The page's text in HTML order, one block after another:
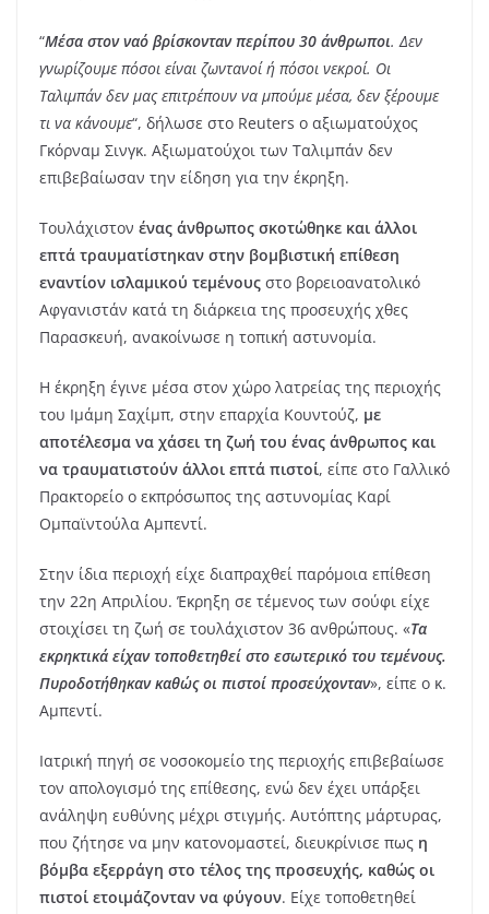
“Μέσα στον ναό βρίσκονταν περίπου 30 άνθρωποι. Δεν
γνωρίζουμε πόσοι είναι ζωντανοί ή πόσοι νεκροί. Οι
Ταλιμπάν δεν μας επιτρέπουν να μπούμε μέσα, δεν ξέρουμε
τι να κάνουμε“, δήλωσε στο Reuters ο αξιωματούχος
Γκόρναμ Σινγκ. Αξιωματούχοι των Ταλιμπάν δεν
επιβεβαίωσαν την είδηση για την έκρηξη.
Τουλάχιστον ένας άνθρωπος σκοτώθηκε και άλλοι
επτά τραυματίστηκαν στην βομβιστική επίθεση
εναντίον ισλαμικού τεμένους στο βορειοανατολικό
Αφγανιστάν κατά τη διάρκεια της προσευχής χθες
Παρασκευή, ανακοίνωσε η τοπική αστυνομία.
Η έκρηξη έγινε μέσα στον χώρο λατρείας της περιοχής
του Ιμάμη Σαχίμπ, στην επαρχία Κουντούζ, με
αποτέλεσμα να χάσει τη ζωή του ένας άνθρωπος και
να τραυματιστούν άλλοι επτά πιστοί, είπε στο Γαλλικό
Πρακτορείο ο εκπρόσωπος της αστυνομίας Καρί
Ομπαϊντούλα Αμπεντί.
Στην ίδια περιοχή είχε διαπραχθεί παρόμοια επίθεση
την 22η Απριλίου. Έκρηξη σε τέμενος των σούφι είχε
στοιχίσει τη ζωή σε τουλάχιστον 36 ανθρώπους. «Τα
εκρηκτικά είχαν τοποθετηθεί στο εσωτερικό του τεμένους.
Πυροδοτήθηκαν καθώς οι πιστοί προσεύχονταν», είπε ο κ.
Αμπεντί.
Ιατρική πηγή σε νοσοκομείο της περιοχής επιβεβαίωσε
τον απολογισμό της επίθεσης, ενώ δεν έχει υπάρξει
ανάληψη ευθύνης μέχρι στιγμής. Αυτόπτης μάρτυρας,
που ζήτησε να μην κατονομαστεί, διευκρίνισε πως η
βόμβα εξερράγη στο τέλος της προσευχής, καθώς οι
πιστοί ετοιμάζονταν να φύγουν. Είχε τοποθετηθεί